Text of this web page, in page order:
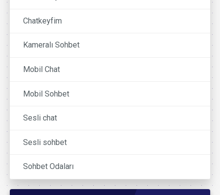
Chatkeyfim
Kameralı Sohbet
Mobil Chat
Mobil Sohbet
Sesli chat
Sesli sohbet
Sohbet Odaları